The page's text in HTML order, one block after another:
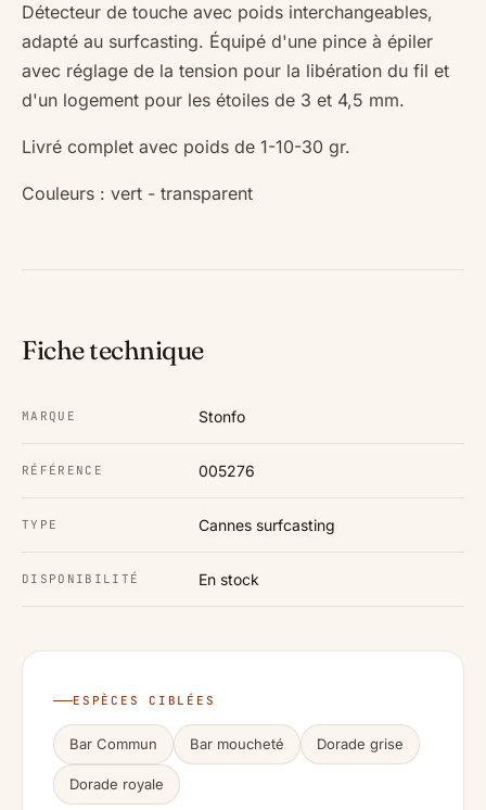
Détecteur de touche avec poids interchangeables,
adapté au surfcasting. Équipé d'une pince à épiler
avec réglage de la tension pour la libération du fil et
d'un logement pour les étoiles de 3 et 4,5 mm.
Livré complet avec poids de 1-10-30 gr.
Couleurs : vert - transparent
Fiche technique
MARQUE Stonfo
RÉFÉRENCE 005276
TYPE Cannes surfcasting
DISPONIBILITÉ En stock
ESPÈCES CIBLÉES
Bar Commun Bar moucheté Dorade grise
Dorade royale